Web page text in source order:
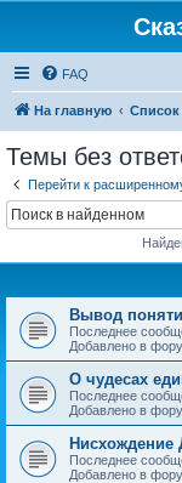
FAQ
На главную
Темы без
Перейти к
Вывод
Последнее
Добавлено в
О чудесах
Последнее
Добавлено в
Нисхождение
Последнее
Добавлено в